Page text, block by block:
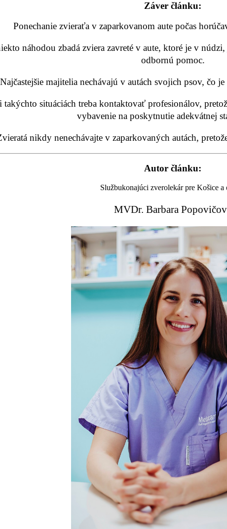
Záver článku:
Ponechanie zvieraťa v zaparkovanom aute počas
náhodou zbadá zviera zavreté v aute, ktoré je v
odbornú pomoc.
Najčastejšie majitelia nechávajú v autách svojich psov, čo je
takýchto situáciách treba kontaktovať profesionálov,
vybavenie na poskytnutie adekvátnej
nikdy nenechávajte v zaparkovaných autách,
Autor článku:
Službukonajúci zverolekár pre Košice a
MVDr. Barbara